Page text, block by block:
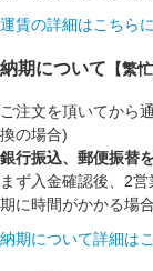
運賃の詳細はこちら
納期について 【繁
ご注文を頂いてから
換の場合)
銀行振込、郵便振替
まず入金確認後、2
期に時間がかかる場
納期について詳細は